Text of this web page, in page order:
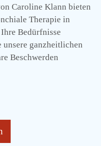
Caroline Klann bieten
Therapie in
Bedürfnisse
unsere ganzheitlichen
Beschwerden